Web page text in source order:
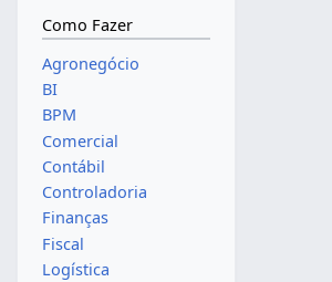
Como Fazer
Agronegócio
BI
BPM
Comercial
Contábil
Controladoria
Finanças
Fiscal
Logística